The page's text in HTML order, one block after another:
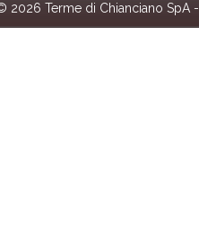
2026 Terme di Chianciano SpA -